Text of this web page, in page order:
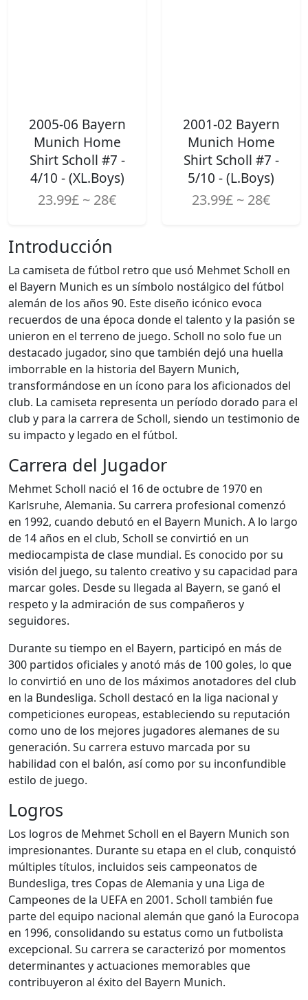
2005-06 Bayern
Munich Home
Shirt Scholl #7 -
4/10 - (XL.Boys)
23.99£ ~ 28€
2001-02 Bayern
Munich Home
Shirt Scholl #7 -
5/10 - (L.Boys)
23.99£ ~ 28€
Introducción
La camiseta de fútbol retro que usó Mehmet Scholl en
el Bayern Munich es un símbolo nostálgico del fútbol
alemán de los años 90. Este diseño icónico evoca
recuerdos de una época donde el talento y la pasión se
unieron en el terreno de juego. Scholl no solo fue un
destacado jugador, sino que también dejó una huella
imborrable en la historia del Bayern Munich,
transformándose en un ícono para los aficionados del
club. La camiseta representa un período dorado para el
club y para la carrera de Scholl, siendo un testimonio de
su impacto y legado en el fútbol.
Carrera del Jugador
Mehmet Scholl nació el 16 de octubre de 1970 en
Karlsruhe, Alemania. Su carrera profesional comenzó
en 1992, cuando debutó en el Bayern Munich. A lo largo
de 14 años en el club, Scholl se convirtió en un
mediocampista de clase mundial. Es conocido por su
visión del juego, su talento creativo y su capacidad para
marcar goles. Desde su llegada al Bayern, se ganó el
respeto y la admiración de sus compañeros y
seguidores.
Durante su tiempo en el Bayern, participó en más de
300 partidos oficiales y anotó más de 100 goles, lo que
lo convirtió en uno de los máximos anotadores del club
en la Bundesliga. Scholl destacó en la liga nacional y
competiciones europeas, estableciendo su reputación
como uno de los mejores jugadores alemanes de su
generación. Su carrera estuvo marcada por su
habilidad con el balón, así como por su inconfundible
estilo de juego.
Logros
Los logros de Mehmet Scholl en el Bayern Munich son
impresionantes. Durante su etapa en el club, conquistó
múltiples títulos, incluidos seis campeonatos de
Bundesliga, tres Copas de Alemania y una Liga de
Campeones de la UEFA en 2001. Scholl también fue
parte del equipo nacional alemán que ganó la Eurocopa
en 1996, consolidando su estatus como un futbolista
excepcional. Su carrera se caracterizó por momentos
determinantes y actuaciones memorables que
contribuyeron al éxito del Bayern Munich.